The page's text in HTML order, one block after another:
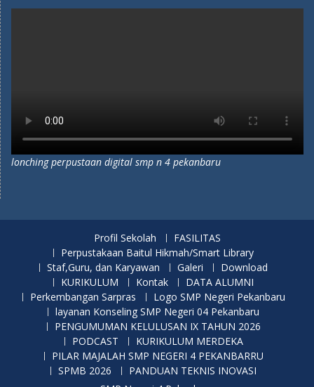
lonching perpustaan digital smp n 4 pekanbaru
Profil Sekolah
FASILITAS
Perpustakaan Baitul Hikmah/Smart Library
Staf,Guru, dan Karyawan
Galeri
Download
KURIKULUM
Kontak
DATA ALUMNI
Perkembangan Sarpras
Logo SMP Negeri Pekanbaru
layanan Konseling SMP Negeri 04 Pekanbaru
PENGUMUMAN KELULUSAN IX TAHUN 2026
PODCAST
KURIKULUM MERDEKA
PILAR MAJALAH SMP NEGERI 4 PEKANBARRU
SPMB 2026
PANDUAN TEKNIS INOVASI